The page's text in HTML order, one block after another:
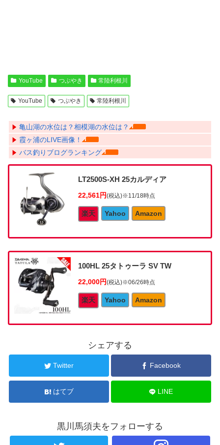
YouTube つぶやき 常陸利根川
YouTube つぶやき 常陸利根川
亀山湖の水位は？相模湖の水位は？
霞ヶ浦のLIVE画像！
バス釣りブログランキング
LT2500S-XH 25カルディア
22,561円(税込)※11/18時点
楽天 Yahoo Amazon
100HL 25タトゥーラ SV TW
22,000円(税込)※06/26時点
楽天 Yahoo Amazon
シェアする
Twitter Facebook
はてブ LINE
黒川馬須夫をフォローする